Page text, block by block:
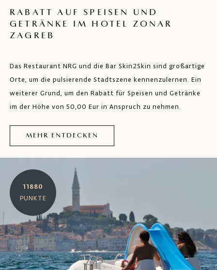
RABATT AUF SPEISEN UND
GETRÄNKE IM HOTEL ZONAR
ZAGREB
Das Restaurant NRG und die Bar Skin2Skin sind großartige
Orte, um die pulsierende Stadtszene kennenzulernen. Ein
weiterer Grund, um den Rabatt für Speisen und Getränke
im der Höhe von 50,00 Eur in Anspruch zu nehmen.
MEHR ENTDECKEN
11880
PUNKTE